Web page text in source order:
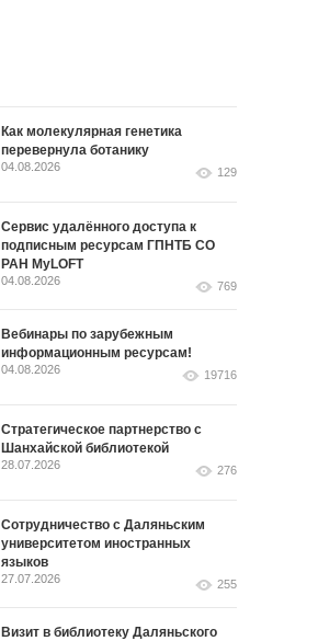
Как молекулярная генетика
перевернула ботанику
04.08.2026 129
Сервис удалённого доступа к
подписным ресурсам ГПНТБ СО
РАН MyLOFT
04.08.2026 769
Вебинары по зарубежным
информационным ресурсам!
04.08.2026 19716
Стратегическое партнерство с
Шанхайской библиотекой
28.07.2026 276
Сотрудничество с Даляньским
университетом иностранных
языков
27.07.2026 255
Визит в библиотеку Даляньского